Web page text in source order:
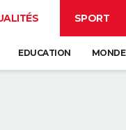
SPORT
EDUCATION MONDE